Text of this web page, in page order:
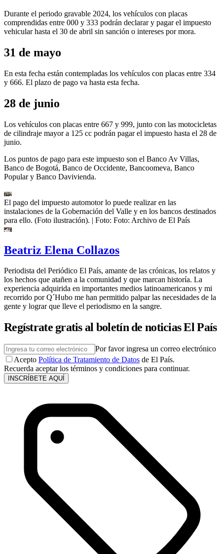
Durante el periodo gravable 2024, los vehículos con placas
comprendidas entre 000 y 333 podrán declarar y pagar el impuesto
vehicular hasta el 30 de abril sin sanción o intereses por mora.
31 de mayo
En esta fecha están contempladas los vehículos con placas entre 334
y 666. El plazo de pago va hasta esta fecha.
28 de junio
Los vehículos con placas entre 667 y 999, junto con las motocicletas
de cilindraje mayor a 125 cc podrán pagar el impuesto hasta el 28 de
junio.
Los puntos de pago para este impuesto son el Banco Av Villas,
Banco de Bogotá, Banco de Occidente, Bancoomeva, Banco
Popular y Banco Davivienda.
El pago del impuesto automotor lo puede realizar en las
instalaciones de la Gobernación del Valle y en los bancos destinados
para ello. (Foto ilustración). | Foto: Foto: Archivo de El País
Beatriz Elena Collazos
Periodista del Periódico El País, amante de las crónicas, los relatos y
los hechos que atañen a la comunidad y que marcan historía. La
experiencia adquirida en importantes medios latinoamericanos y mi
recorrido por Q´Hubo me han permitido palpar las necesidades de la
gente y lograr que lleve el periodismo en la sangre.
Regístrate gratis al boletín de noticias El País
Por favor ingresa un correo electrónico
Acepto Política de Tratamiento de Datos de El País.
Recuerda aceptar los términos y condiciones para continuar.
INSCRÍBETE AQUÍ